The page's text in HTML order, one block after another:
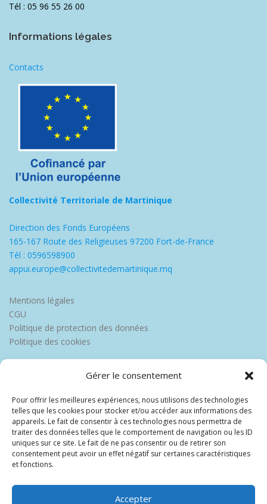
Gérer le consentement
Pour offrir les meilleures expériences, nous utilisons des technologies
telles que les cookies pour stocker et/ou accéder aux informations des
appareils. Le fait de consentir à ces technologies nous permettra de
traiter des données telles que le comportement de navigation ou les ID
uniques sur ce site. Le fait de ne pas consentir ou de retirer son
consentement peut avoir un effet négatif sur certaines caractéristiques
et fonctions.
Accepter
Tél : 05 96 55 26 00
Informations légales
Contacts
Collectivité Territoriale de Martinique
Direction des Fonds Européens
165-167 Route des Religieuses 97200 Fort-de-France
Tél : 0596598900
appui.europe@collectivitedemartinique.mq
Mentions légales
CGU
Politique de protection des données
Politique des cookies